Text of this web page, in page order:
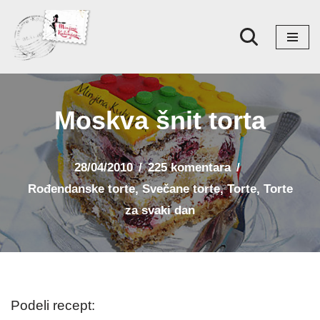
Skoči
na
sadržaj
Moskva šnit torta
28/04/2010
225 komentara
Rođendanske torte,Svečane torte,Torte, Torte
za svaki dan
Podeli recept: